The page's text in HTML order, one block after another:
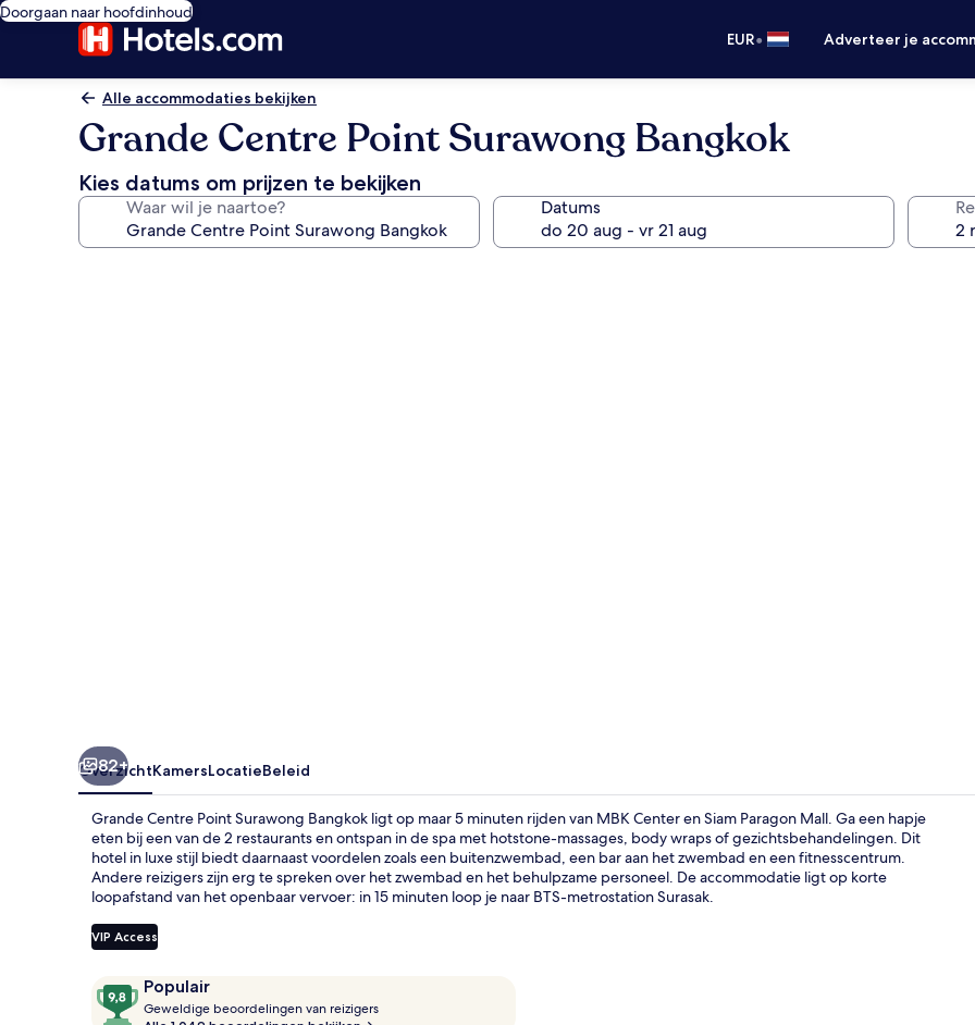
Doorgaan naar hoofdinhoud
EUR• Adverteer je
Alle accommodaties bekijken
Grande Centre Point Surawong Bangkok
Kies datums om prijzen te bekijken
Waar wil je naartoe? Datums
82+
OverzichtKamersLocatieBeleid
Grande Centre Point Surawong Bangkok ligt op maar 5 minuten rijden van MBK Center en Siam Paragon Mall. Ga een hapje
eten bij een van de 2 restaurants en ontspan in de spa met hotstone-massages, body wraps of gezichtsbehandelingen. Dit
hotel in luxe stijl biedt daarnaast voordelen zoals een buitenzwembad, een bar aan het zwembad en een fitnesscentrum.
Andere reizigers zijn erg te spreken over het zwembad en het behulpzame personeel. De accommodatie ligt op korte
loopafstand van het openbaar vervoer: in 15 minuten loop je naar BTS-metrostation Surasak.
VIP Access
Beoordelingen
Populair
9,8
van
Geweldige beoordelingen van reizigers